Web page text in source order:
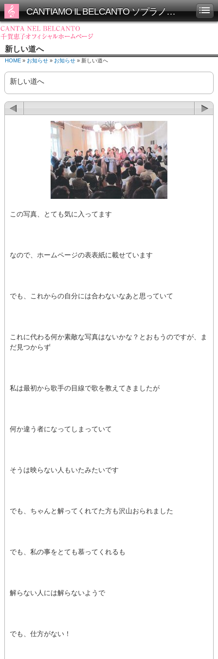
CANTIAMO IL BELCANTO ソプラノ千賀恵子オフィシャルホームページ
新しい道へ
HOME » お知らせ » お知らせ » 新しい道へ
新しい道へ
この写真、とても気に入ってます
なので、ホームページの表表紙に載せています
でも、これからの自分には合わないなあと思っていて
これに代わる何か素敵な写真はないかな？とおもうのですが、ま
だ見つからず
私は最初から歌手の目線で歌を教えてきましたが
何か違う者になってしまっていて
そうは映らない人もいたみたいです
でも、ちゃんと解ってくれてた方も沢山おられました
でも、私の事をとても慕ってくれるも
解らない人には解らないようで
でも、仕方がない！